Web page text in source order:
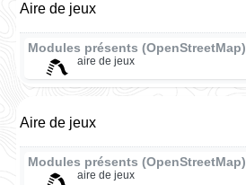
Aire de jeux
Modules présents (OpenStreetMap)
aire de jeux
Aire de jeux
Modules présents (OpenStreetMap)
aire de jeux